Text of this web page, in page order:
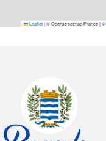
Leaflet|© Openstreetmap France | ©